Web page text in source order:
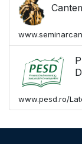
www.pesd.ro/